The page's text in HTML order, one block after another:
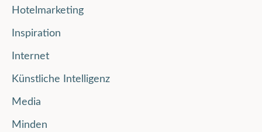
Hotelmarketing
Inspiration
Internet
Künstliche Intelligenz
Media
Minden